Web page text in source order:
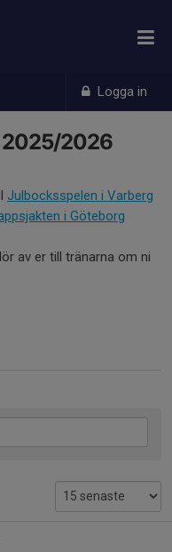
Logga in
2025/2026
Julbocksspelen i Varberg
i Göteborg
av er till tränarna om ni